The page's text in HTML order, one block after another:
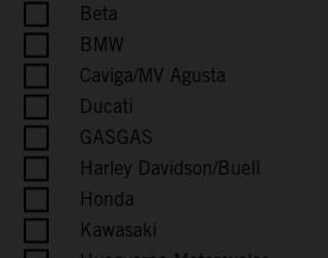
Cambodia
Cameroon
Canada
Cape Verde
Caribbean Netherlands
Beta
BMW
Caviga/MV Agusta
Ducati
GASGAS
Harley Davidson/Buell
Honda
Kawasaki